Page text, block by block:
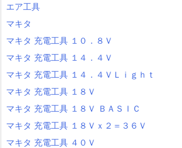
エア工具
マキタ
マキタ 充電工具 １０．８Ｖ
マキタ 充電工具 １４．４Ｖ
マキタ 充電工具 １４．４ＶＬｉｇｈｔ
マキタ 充電工具 １８Ｖ
マキタ 充電工具 １８Ｖ ＢＡＳＩＣ
マキタ 充電工具 １８Ｖｘ２＝３６Ｖ
マキタ 充電工具 ４０Ｖ